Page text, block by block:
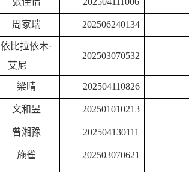
周家瑞 202506240134
依比拉依木·
艾尼
202503070532
梁晴 202504110826
文和昱 202501010213
曾湘豫 202504130111
施雀 202503070621